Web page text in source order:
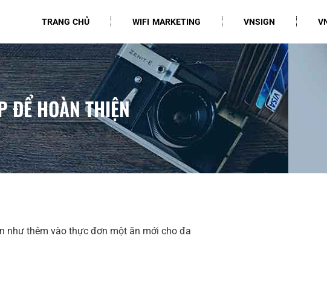
TRANG CHỦ WIFI MARKETING VNSIGN
ĐỂ HOÀN THIỆN
như thêm vào thực đơn một ăn mới cho đa